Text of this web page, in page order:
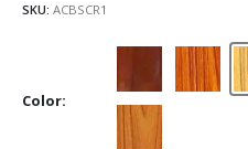
SKU: ACBSCR1
Color
Caoba Cedro
Roble